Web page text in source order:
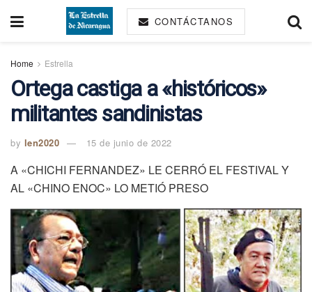
CONTÁCTANOS
Home Estrella
Ortega castiga a «históricos»
militantes sandinistas
by len2020 15 de junio de 2022
A «CHICHI FERNANDEZ» LE CERRÓ EL FESTIVAL Y
AL «CHINO ENOC» LO METIÓ PRESO